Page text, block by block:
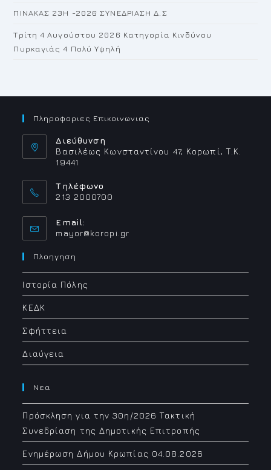
ΠΙΝΑΚΑΣ 23H -2026 ΣΥΝΕΔΡΙΑΣΗ Δ.Σ
Τρίτη 4 Αυγούστου 2026 Κατηγορία Κινδύνου
Πυρκαγιάς 4 Πολύ Υψηλή
Πληροφοριες Επικοινωνιας
Διεύθυνση
Βασιλέως Κωνσταντίνου 47, Κορωπί, Τ.Κ.
19441
Τηλέφωνο
213 2000700
Email:
mayor@koropi.grOpens
Πλοηγηση
Ιστορία Πόλης
ΚΕΔΚ
Σφήττεια
Διαύγεια
Νεα
Πρόσκληση για την 30η/2026 Τακτική
Συνεδρίαση της Δημοτικής Επιτροπής
Ενημέρωση Δήμου Κρωπίας 04.08.2026